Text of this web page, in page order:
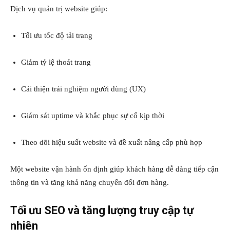
Dịch vụ quản trị website giúp:
Tối ưu tốc độ tải trang
Giảm tỷ lệ thoát trang
Cải thiện trải nghiệm người dùng (UX)
Giám sát uptime và khắc phục sự cố kịp thời
Theo dõi hiệu suất website và đề xuất nâng cấp phù hợp
Một website vận hành ổn định giúp khách hàng dễ dàng tiếp cận
thông tin và tăng khả năng chuyển đổi đơn hàng.
Tối ưu SEO và tăng lượng truy cập tự
nhiên